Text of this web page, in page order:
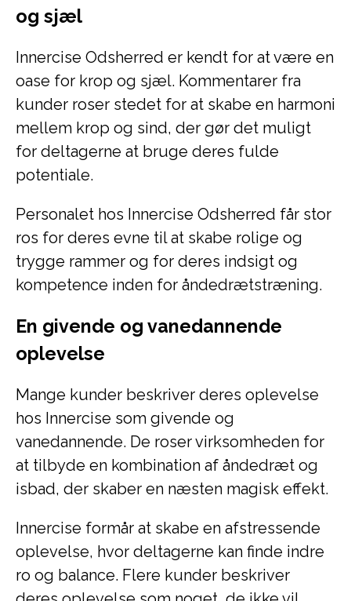
og sjæl
Innercise Odsherred er kendt for at være en
oase for krop og sjæl. Kommentarer fra
kunder roser stedet for at skabe en harmoni
mellem krop og sind, der gør det muligt
for deltagerne at bruge deres fulde
potentiale.
Personalet hos Innercise Odsherred får stor
ros for deres evne til at skabe rolige og
trygge rammer og for deres indsigt og
kompetence inden for åndedrætstræning.
En givende og vanedannende
oplevelse
Mange kunder beskriver deres oplevelse
hos Innercise som givende og
vanedannende. De roser virksomheden for
at tilbyde en kombination af åndedræt og
isbad, der skaber en næsten magisk effekt.
Innercise formår at skabe en afstressende
oplevelse, hvor deltagerne kan finde indre
ro og balance. Flere kunder beskriver